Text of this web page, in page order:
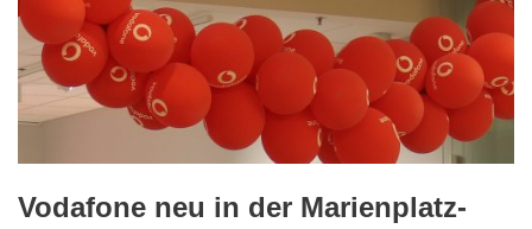
Vodafone neu in der Marienplatz-